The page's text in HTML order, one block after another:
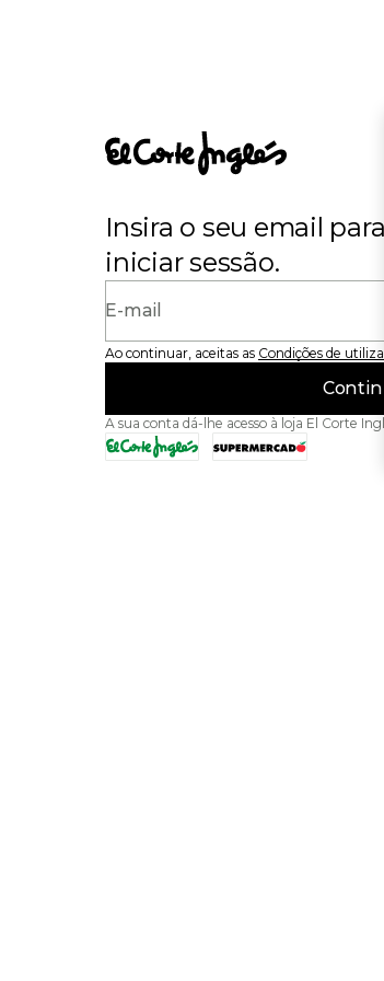
Insira o seu email
iniciar sessão.
E-mail
Ao continuar, aceitas as Condições de
A sua conta dá-lhe acesso à loja El Corte